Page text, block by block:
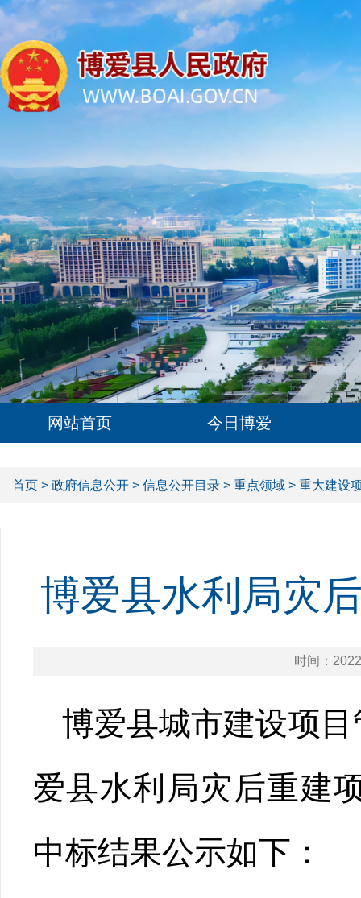
网站首页 今日博爱
首页 > 政府信息公开 > 信息公开目录 > 重点领域 > 重大建设
博爱县水利局灾
时间：
博爱县城市建设项
爱县水利局灾后重建
中标结果公示如下：